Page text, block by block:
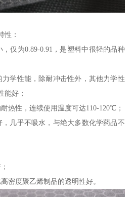
性：
仅为0.89-0.91，是塑料中很轻的品种
学性能，除耐冲击性外，其他力学性
能好；
热性，连续使用温度可达110-120℃；
几乎不吸水，与绝大多数化学药品不
密度聚乙烯制品的透明性好。